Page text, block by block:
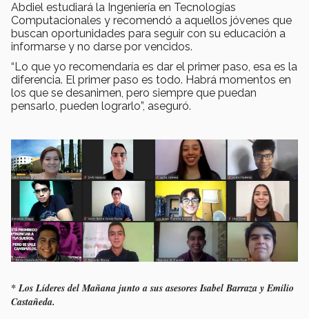
Abdiel estudiará la Ingeniería en Tecnologías
Computacionales y recomendó a aquellos jóvenes que
buscan oportunidades para seguir con su educación a
informarse y no darse por vencidos.
“Lo que yo recomendaría es dar el primer paso, esa es la
diferencia. El primer paso es todo. Habrá momentos en
los que se desanimen, pero siempre que puedan
pensarlo, pueden lograrlo”, aseguró.
* Los Líderes del Mañana junto a sus asesores Isabel Barraza y Emilio
Castañeda.